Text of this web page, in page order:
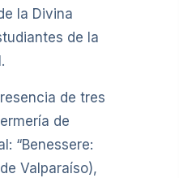
la Divina
de la
de tres
de
“Benessere:
Valparaíso),